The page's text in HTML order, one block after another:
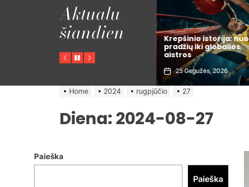
Aktualu
šiandien
Previous
PauseNext
Kodėl verta taisyti
telefoną Kaune, o ne
pirkti naują: pinigų, laiko ir
argumentai
Krepšinio istorija: nuo
pradžių iki globalios
aistros
25 Gegužės, 2026
Home 2024 rugpjūčio 27
Diena: 2024-08-27
Paieška
Paieška